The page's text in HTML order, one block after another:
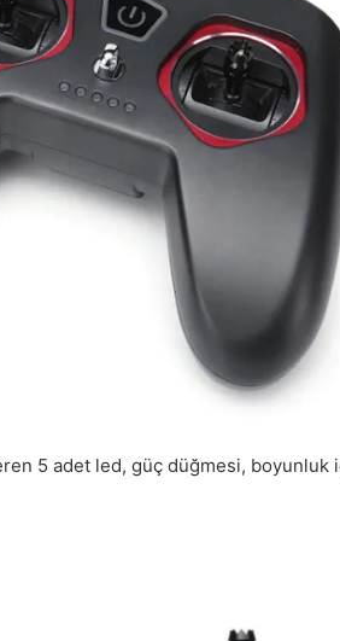
5 adet led, güç düğmesi, boyunluk